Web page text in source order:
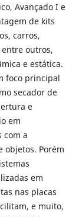
Avançado I e
de kits
carros,
outros,
e estática.
foco principal
secador de
e
em
com a
objetos. Porém
em
nas placas
e muito,